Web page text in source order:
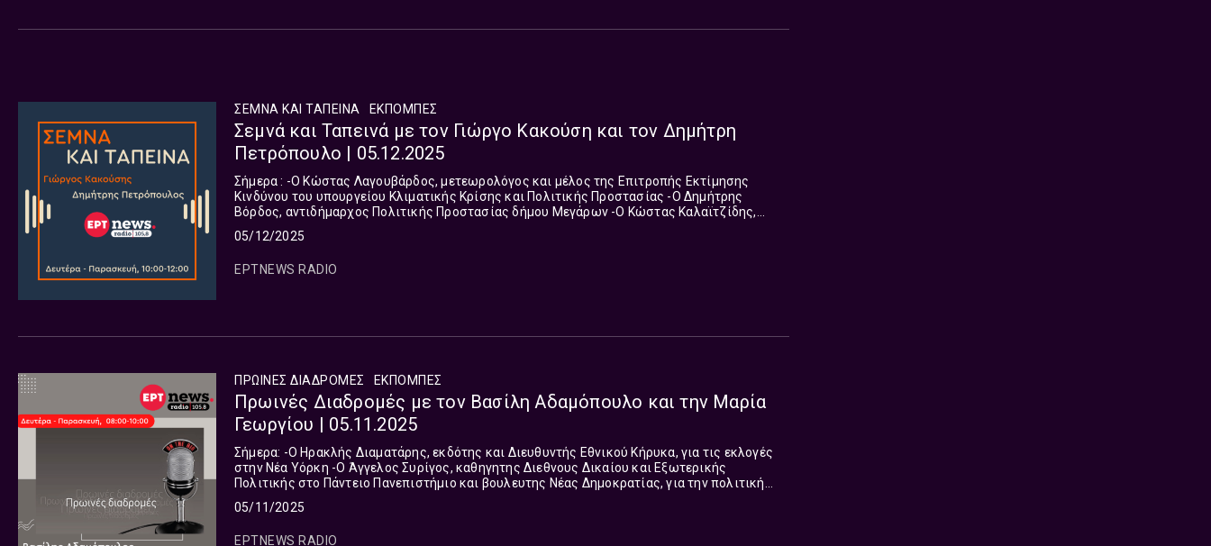
ΣΕΜΝΑ ΚΑΙ ΤΑΠΕΙΝΑ ΕΚΠΟΜΠΈΣ
Σεμνά και Ταπεινά με τον Γιώργο Κακούση και τον Δημήτρη
Πετρόπουλο | 05.12.2025
Σήμερα : -Ο Κώστας Λαγουβάρδος, μετεωρολόγος και μέλος της Επιτροπής Εκτίμησης
Κινδύνου του υπουργείου Κλιματικής Κρίσης και Πολιτικής Προστασίας -Ο Δημήτρης
Βόρδος, αντιδήμαρχος Πολιτικής Προστασίας δήμου Μεγάρων -Ο Κώστας Καλαϊτζίδης,
05/12/2025
ΕΡΤNEWS RADIO
ΠΡΩΙΝΕΣ ΔΙΑΔΡΟΜΕΣ ΕΚΠΟΜΠΈΣ
Πρωινές Διαδρομές με τον Βασίλη Αδαμόπουλο και την Μαρία
Γεωργίου | 05.11.2025
Σήμερα: -O Ηρακλής Διαματάρης, εκδότης και Διευθυντής Εθνικού Κήρυκα, για τις εκλογές
στην Νέα Υόρκη -Ο Άγγελος Συρίγος, καθηγητης Διεθνους Δικαίου και Εξωτερικής
Πολιτικής στο Πάντειο Πανεπιστήμιο και βουλευτης Νέας Δημοκρατίας, για την πολιτική
05/11/2025
ΕΡΤNEWS RADIO